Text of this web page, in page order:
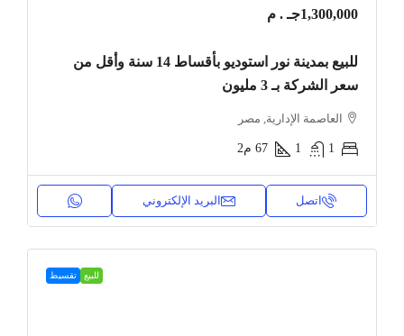
1,300,000جـ . م
للبيع بمدينة نور استوديو بأقساط 14 سنة وأقل من
سعر الشركة بـ 3 مليون
العاصمة الإدارية, مصر
1
1
67 م2
اتصل البريد الإلكتروني
للبيع تقسيط